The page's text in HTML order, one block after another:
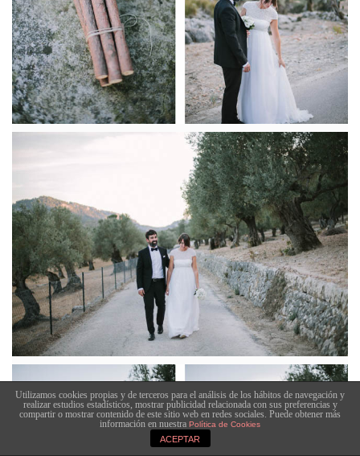
Utilizamos cookies propias y de terceros para el análisis de los hábitos de navegación y
realizar estudios estadísticos, mostrar publicidad relacionada con sus preferencias y
compartir o mostrar contenido de este sitio web en redes sociales. Puede obtener más
información en nuestra Política de Cookies
ACEPTAR